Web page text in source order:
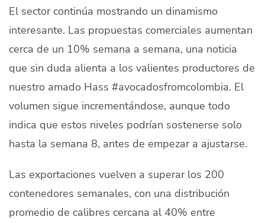
Quiénes Somos
Mercados
Contacto
modo claro Español
El sector continúa mostrando un dinamismo
interesante. Las propuestas comerciales aumentan
cerca de un 10% semana a semana, una noticia
que sin duda alienta a los valientes productores de
nuestro amado Hass #avocadosfromcolombia. El
volumen sigue incrementándose, aunque todo
indica que estos niveles podrían sostenerse solo
hasta la semana 8, antes de empezar a ajustarse.
Las exportaciones vuelven a superar los 200
contenedores semanales, con una distribución
promedio de calibres cercana al 40% entre